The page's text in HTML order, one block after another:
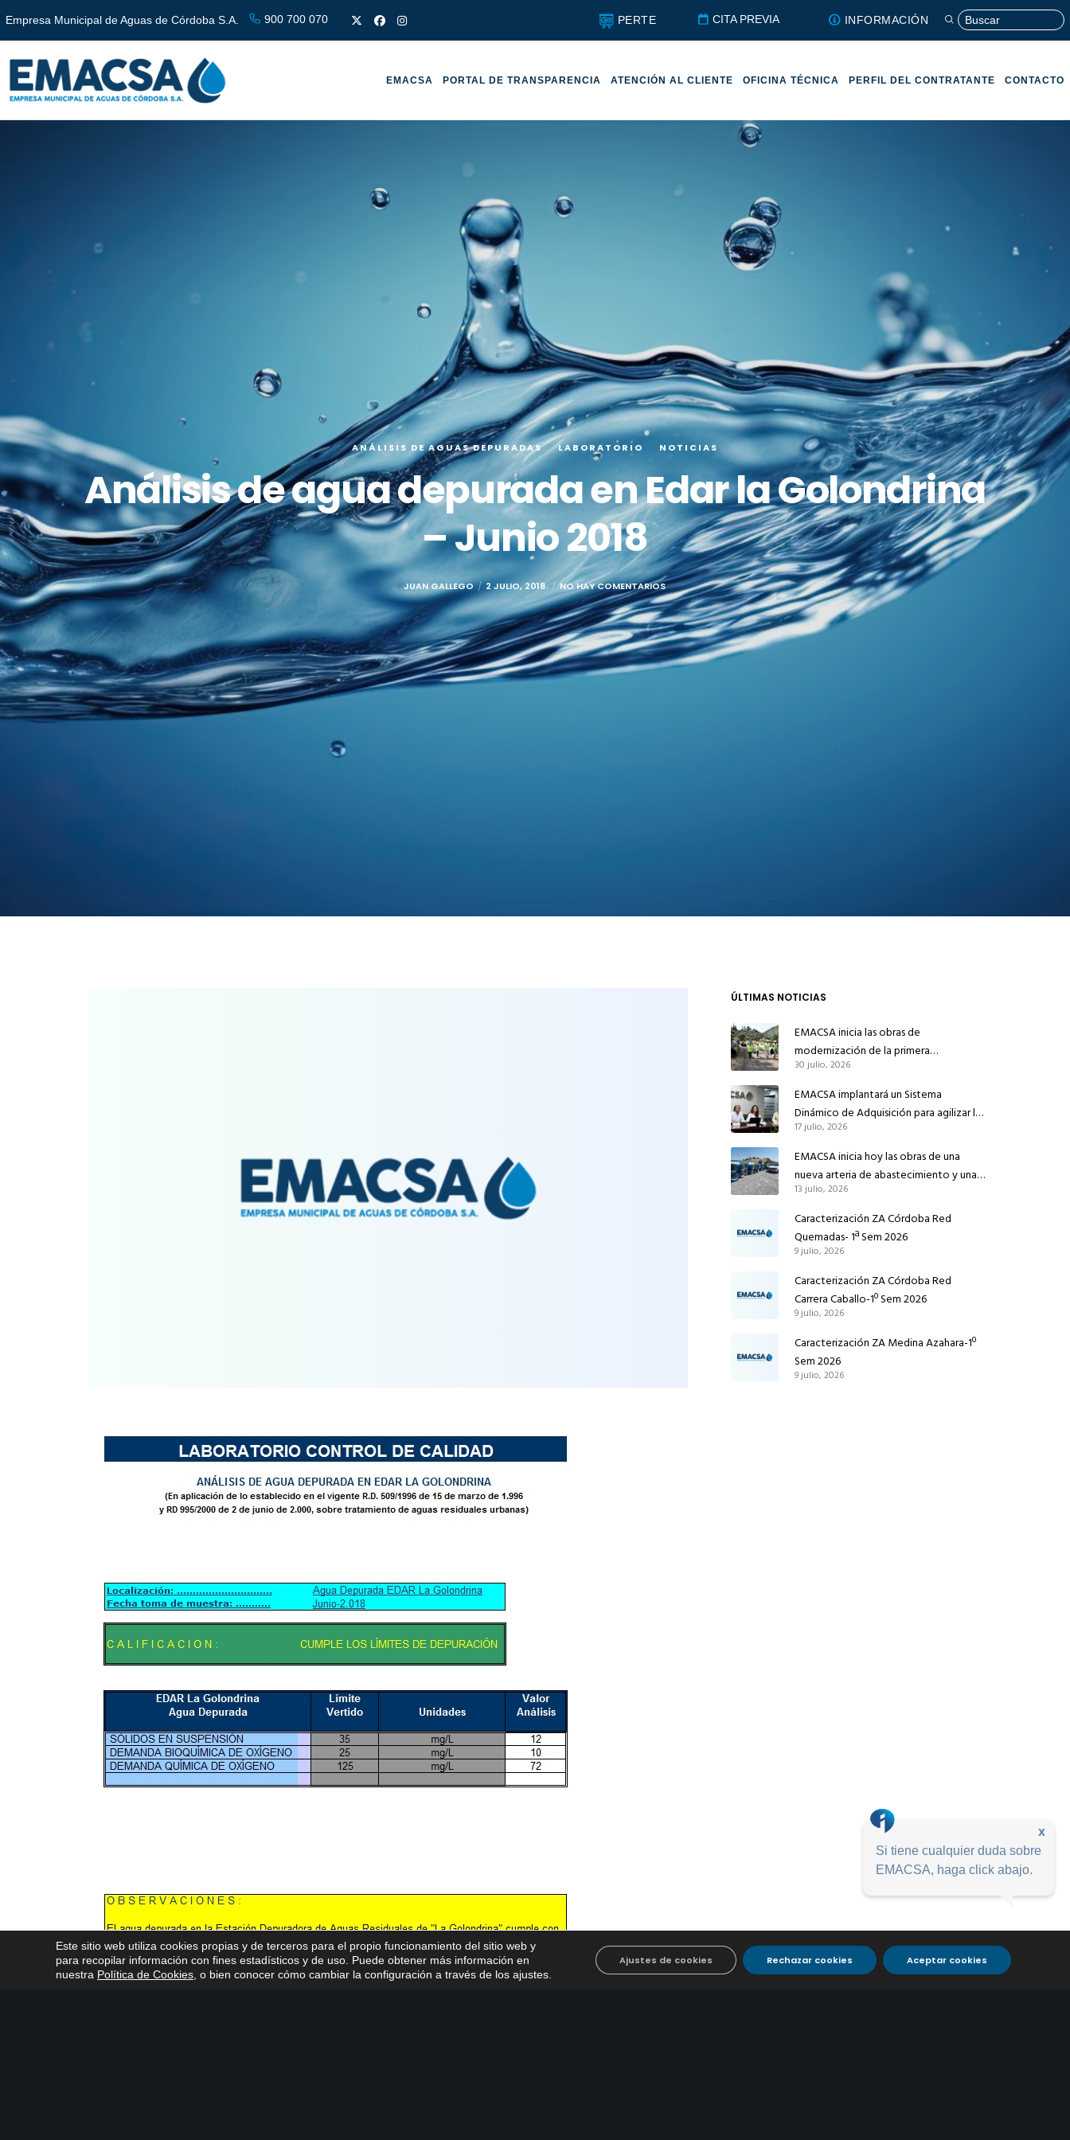
Empresa Municipal de Aguas de Córdoba S.A. 900 700 070 PERTE CITA PREVIA INFORMACIÓN
EMACSA PORTAL DE TRANSPARENCIA ATENCIÓN AL CLIENTE OFICINA TÉCNICA PERFIL DEL CONTRATANTE CONTACTO
ANÁLISIS DE AGUAS DEPURADAS LABORATORIO NOTICIAS
Análisis de agua depurada en Edar la Golondrina
– Junio 2018
JUAN GALLEGO 2 JULIO, 2018 NO HAY COMENTARIOS
ÚLTIMAS NOTICIAS
EMACSA inicia las obras de
modernización de la primera
conducción de abastecimiento para
reforzar el suministro de agua de
Córdoba
30 julio, 2026
EMACSA implantará un Sistema
Dinámico de Adquisición para agilizar la
contratación de obras en sus redes e
instalaciones
17 julio, 2026
EMACSA inicia hoy las obras de una
nueva arteria de abastecimiento y una
red de agua no potable en Ingeniero
Ruiz de Azúa
13 julio, 2026
Caracterización ZA Córdoba Red
Quemadas- 1ª Sem 2026
9 julio, 2026
Caracterización ZA Córdoba Red
Carrera Caballo-1º Sem 2026
9 julio, 2026
Caracterización ZA Medina Azahara-1º
Sem 2026
9 julio, 2026
Este sitio web utiliza cookies propias y de terceros para el propio funcionamiento del sitio web y
para recopilar información con fines estadísticos y de uso. Puede obtener más información en
nuestra Política de Cookies , o bien conocer cómo cambiar la configuración a través de los ajustes
Aceptar cookies
Rechazar cookies
Ajustes de cookies
x
Si tiene cualquier duda sobre
EMACSA, haga click abajo.